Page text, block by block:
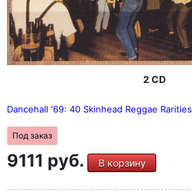
2 CD
Dancehall '69: 40 Skinhead Reggae Rarities
Под заказ
9111 руб. В корзину